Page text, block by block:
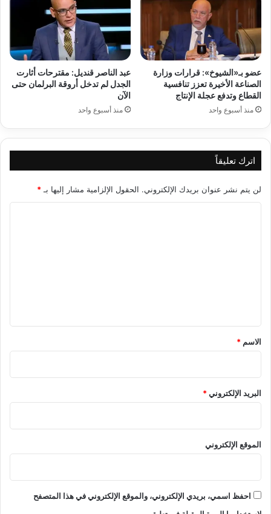
عضو بـ«الشيوخ»: قرارات وزارة
الصناعة الأخيرة تعزز تنافسية
القطاع وتدفع عجلة الإنتاج
منذ أسبوع واحد
عبد الناصر قنديل: مقترحات أثارت
الجدل لم تدخل أروقة البرلمان حتى
الآن
منذ أسبوع واحد
اترك تعليقاً
لن يتم نشر عنوان بريدك الإلكتروني. الحقول الإلزامية مشار إليها بـ *
*
الاسم *
البريد الإلكتروني*
الموقع الإلكتروني
احفظ اسمي، بريدي الإلكتروني، والموقع الإلكتروني في هذا المتصفح